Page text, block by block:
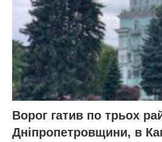
Ворог гатив по трьох
Дніпропетровщини, в